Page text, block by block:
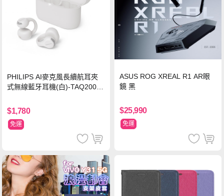
PHILIPS AI麥克風長續航耳夾
式無線藍牙耳機(白)-TAQ2000
$1,780
免運
ASUS ROG XREAL R1 AR眼
鏡 黑
$25,990
免運